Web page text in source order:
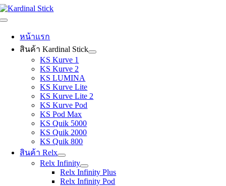
Skip
to
Toggle
Navigation
หน้าแรก
สินค้า Kardinal Stick
KS Kurve 1
KS Kurve 2
KS LUMINA
KS Kurve Lite
KS Kurve Lite 2
KS Kurve Pod
KS Pod Max
KS Quik 5000
KS Quik 2000
KS Quik 800
สินค้า Relx
Relx Infinity
Relx Infinity Plus
Relx Infinity Pod